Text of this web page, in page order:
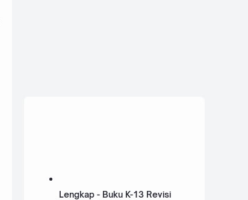
Lengkap - Buku K-13 Revisi